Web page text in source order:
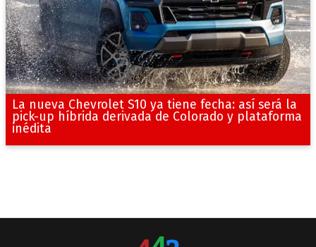
La nueva Chevrolet S10 ya tiene fecha: así será la
pick-up híbrida derivada de Colorado y plataforma
inédita